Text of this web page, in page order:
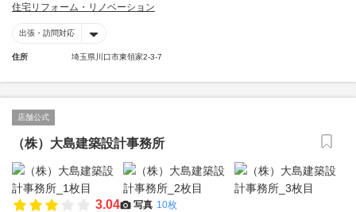
住宅リフォーム・リノベーション
出張・訪問対応
住所 埼玉県川口市東領家2-3-7
店舗公式
（株）大島建築設計事務所
3.04 写真 10枚